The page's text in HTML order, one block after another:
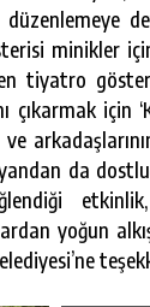
minikler
tiyatro
çıkarmak için
da
yoğun
HABER AKIŞI
MARAŞ